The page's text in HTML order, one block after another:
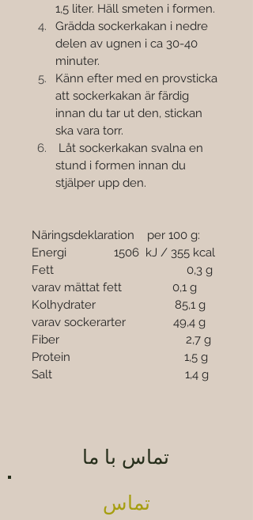
1,5 liter. Häll smeten i formen.
Grädda sockerkakan i nedre
delen av ugnen i ca 30-40
minuter.
Känn efter med en provsticka
att sockerkakan är färdig
innan du tar ut den, stickan
ska vara torr.
Låt sockerkakan svalna en
stund i formen innan du
stjälper upp den.
Näringsdeklaration    per 100 g:
Energi               1506  kJ / 355 kcal
Fett                                          0,3 g
varav mättat fett                0,1 g
Kolhydrater                         85,1 g
varav sockerarter               49,4 g
Fiber                                        2,7 g
Protein                                    1,5 g
Salt                                          1,4 g
تماس با ما
تماس